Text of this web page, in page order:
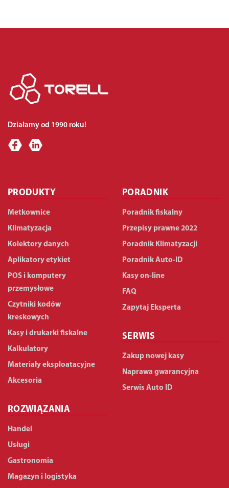
Działamy od 1990 roku!
PRODUKTY
Metkownice
Klimatyzacja
Kolektory danych
Aplikatory etykiet
POS i komputery
przemysłowe
Czytniki kodów
kreskowych
Kasy i drukarki fiskalne
Kalkulatory
Materiały eksploatacyjne
Akcesoria
ROZWIĄZANIA
Handel
Usługi
Gastronomia
Magazyn i logistyka
PORADNIK
Poradnik fiskalny
Przepisy prawne 2022
Poradnik Klimatyzacji
Poradnik Auto-ID
Kasy on-line
FAQ
Zapytaj Eksperta
SERWIS
Zakup nowej kasy
Naprawa gwarancyjna
Serwis Auto ID